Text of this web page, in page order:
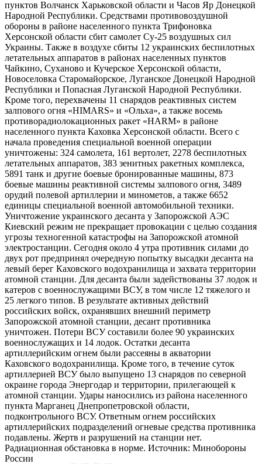
пунктов Волчанск Харьковской области и Часов Яр Донецкой
Народной Республики. Средствами противовоздушной
обороны в районе населенного пункта Трифоновка
Херсонской области сбит самолет Су-25 воздушных сил
Украины. Также в воздухе сбиты 12 украинских беспилотных
летательных аппаратов в районах населенных пунктов
Чайкино, Суханово и Кучерское Херсонской области,
Новоселовка Старомайорское, Луганское Донецкой Народной
Республики и Попасная Луганской Народной Республики.
Кроме того, перехвачены 11 снарядов реактивных систем
залпового огня «HIMARS» и «Ольха», а также восемь
противорадиолокационных ракет «HARM» в районе
населенного пункта Каховка Херсонской области. Всего с
начала проведения специальной военной операции
уничтожены: 324 самолета, 161 вертолет, 2278 беспилотных
летательных аппаратов, 383 зенитных ракетных комплекса,
5891 танк и другие боевые бронированные машины, 873
боевые машины реактивной системы залпового огня, 3489
орудий полевой артиллерии и минометов, а также 6652
единицы специальной военной автомобильной техники.
Уничтожение украинского десанта у Запорожской АЭС
Киевский режим не прекращает провокации с целью создания
угрозы техногенной катастрофы на Запорожской атомной
электростанции. Сегодня около 4 утра противник силами до
двух рот предпринял очередную попытку высадки десанта на
левый берег Каховского водохранилища и захвата территории
атомной станции. Для десанта были задействованы 37 лодок и
катеров с военнослужащими ВСУ, в том числе 12 тяжелого и
25 легкого типов. В результате активных действий
российских войск, охранявших внешний периметр
Запорожской атомной станции, десант противника
уничтожен. Потери ВСУ составили более 90 украинских
военнослужащих и 14 лодок. Остатки десанта
артиллерийским огнем были рассеяны в акватории
Каховского водохранилища. Кроме того, в течение суток
артиллерией ВСУ было выпущено 13 снарядов по северной
окраине города Энергодар и территории, прилегающей к
атомной станции. Удары наносились из района населенного
пункта Марганец Днепропетровской области,
подконтрольного ВСУ. Ответным огнем российских
артиллерийских подразделений огневые средства противника
подавлены. Жертв и разрушений на станции нет.
Радиационная обстановка в норме. Источник: Минобороны
России